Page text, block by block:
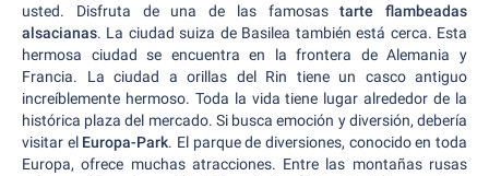
usted. Disfruta de una de las famosastarte flambeadas
alsacianas. La ciudad suiza de Basilea también está cerca. Esta
hermosa ciudad se encuentra en la frontera de Alemania y
Francia. La ciudad a orillas del Rin tiene un casco antiguo
increíblemente hermoso. Toda la vida tiene lugar alrededor de la
histórica plaza del mercado. Si busca emoción y diversión, debería
visitar elEuropa-Park. El parque de diversiones, conocido en toda
Europa, ofrece muchas atracciones. Entre las montañas rusas